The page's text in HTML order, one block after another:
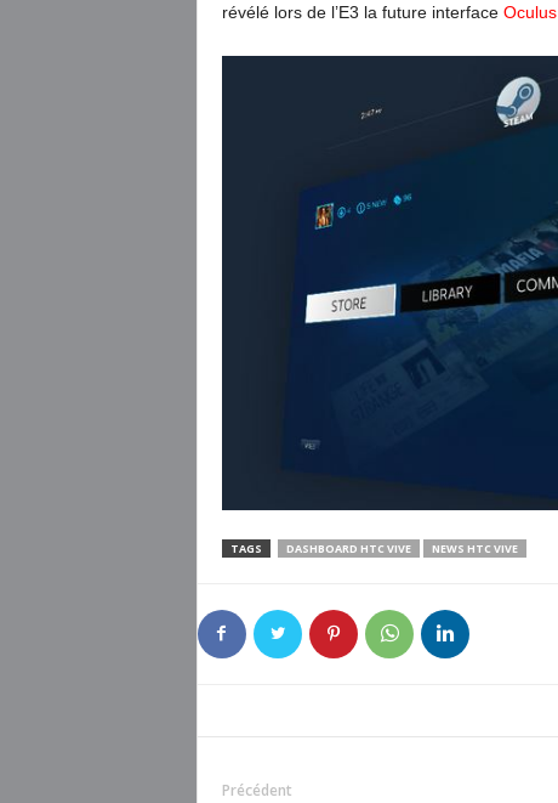
révélé lors de l’E3 la future interface
TAGS DASHBOARD HTC VIVE NEWS HTC VIVE
Précédent